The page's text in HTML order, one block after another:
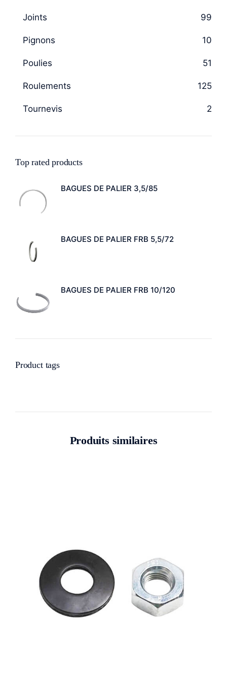
Joints 99
Pignons 10
Poulies 51
Roulements 125
Tournevis 2
Top rated products
BAGUES DE PALIER 3,5/85
BAGUES DE PALIER FRB 5,5/72
BAGUES DE PALIER FRB 10/120
Product tags
Produits similaires